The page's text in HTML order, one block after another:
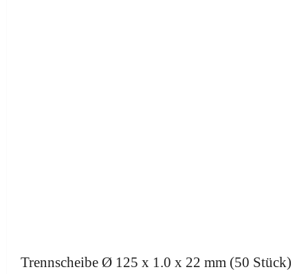
Trennscheibe Ø 125 x 1.0 x 22 mm (50 Stück)